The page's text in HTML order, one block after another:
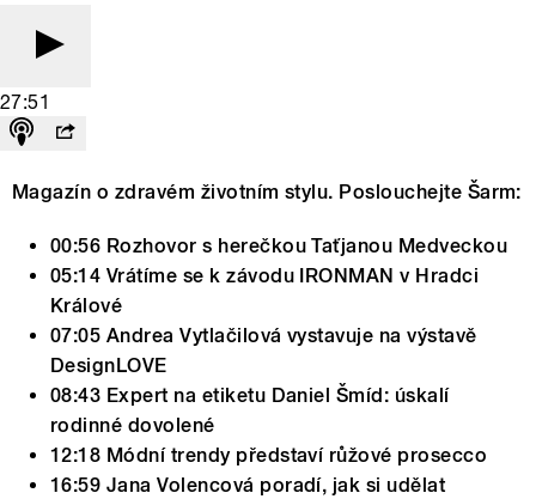
27:51
Magazín o zdravém životním stylu. Poslouchejte Šarm:
00:56 Rozhovor s herečkou Taťjanou Medveckou
05:14 Vrátíme se k závodu IRONMAN v Hradci
Králové
07:05 Andrea Vytlačilová vystavuje na výstavě
DesignLOVE
08:43 Expert na etiketu Daniel Šmíd: úskalí
rodinné dovolené
12:18 Módní trendy představí růžové prosecco
16:59 Jana Volencová poradí, jak si udělat